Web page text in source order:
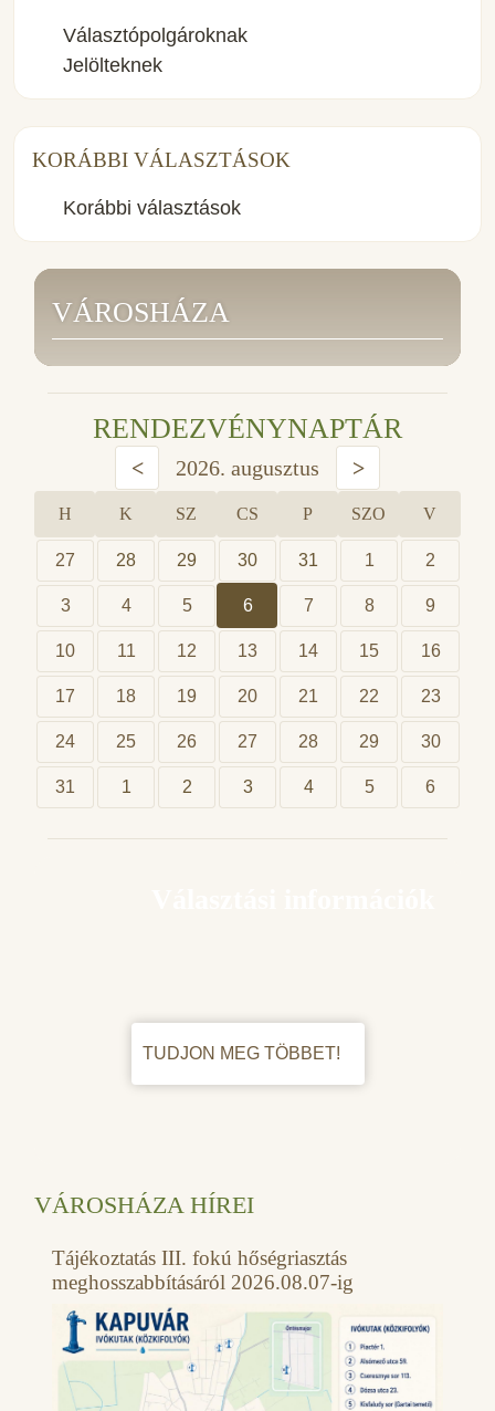
Választópolgároknak
Jelölteknek
KORÁBBI VÁLASZTÁSOK
Korábbi választások
VÁROSHÁZA
RENDEZVÉNYNAPTÁR
< 2026. augusztus >
H K SZ CS P SZO V
27 28 29 30 31 1 2
3 4 5 6 7 8 9
10 11 12 13 14 15 16
17 18 19 20 21 22 23
24 25 26 27 28 29 30
31 1 2 3 4 5 6
TUDJON MEG TÖBBET!
VÁROSHÁZA HÍREI
Tájékoztatás III. fokú hőségriasztás
meghosszabbításáról 2026.08.07-ig